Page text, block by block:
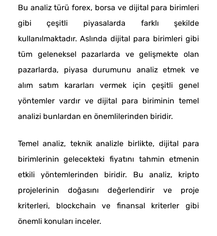
Bu analiz türü forex, borsa ve dijital para birimleri
gibi çeşitli piyasalarda farklı şekilde
kullanılmaktadır. Aslında dijital para birimleri gibi
tüm geleneksel pazarlarda ve gelişmekte olan
pazarlarda, piyasa durumunu analiz etmek ve
alım satım kararları vermek için çeşitli genel
yöntemler vardır ve dijital para biriminin temel
analizi bunlardan en önemlilerinden biridir.
Temel analiz, teknik analizle birlikte, dijital para
birimlerinin gelecekteki fiyatını tahmin etmenin
etkili yöntemlerinden biridir. Bu analiz, kripto
projelerinin doğasını değerlendirir ve proje
kriterleri, blockchain ve finansal kriterler gibi
önemli konuları inceler.